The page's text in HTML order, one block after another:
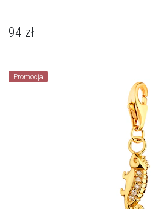
94 zł
Promocja